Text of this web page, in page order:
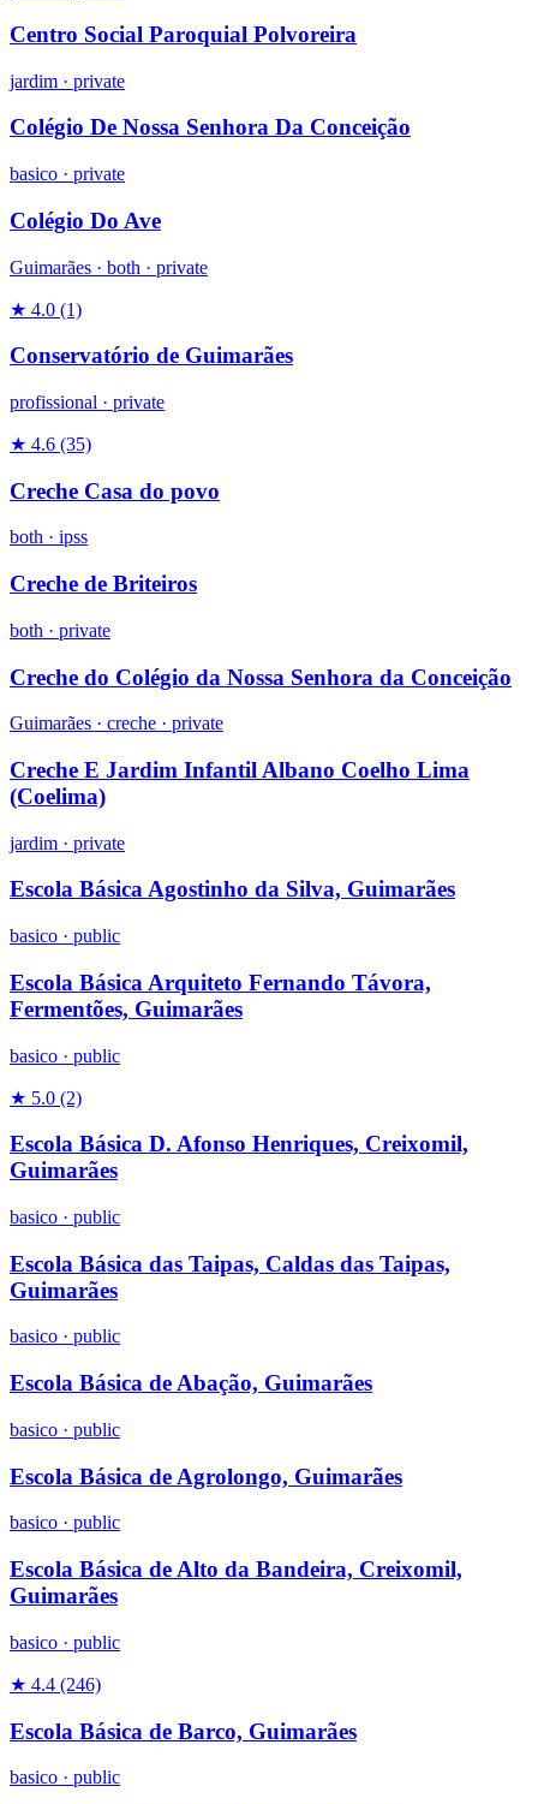
Centro Social Paroquial Polvoreira
jardim · private
Colégio De Nossa Senhora Da Conceição
basico · private
Colégio Do Ave
Guimarães · both · private
★ 4.0 (1)
Conservatório de Guimarães
profissional · private
★ 4.6 (35)
Creche Casa do povo
both · ipss
Creche de Briteiros
both · private
Creche do Colégio da Nossa Senhora da Conceição
Guimarães · creche · private
Creche E Jardim Infantil Albano Coelho Lima
(Coelima)
jardim · private
Escola Básica Agostinho da Silva, Guimarães
basico · public
Escola Básica Arquiteto Fernando Távora,
Fermentões, Guimarães
basico · public
★ 5.0 (2)
Escola Básica D. Afonso Henriques, Creixomil,
Guimarães
basico · public
Escola Básica das Taipas, Caldas das Taipas,
Guimarães
basico · public
Escola Básica de Abação, Guimarães
basico · public
Escola Básica de Agrolongo, Guimarães
basico · public
Escola Básica de Alto da Bandeira, Creixomil,
Guimarães
basico · public
★ 4.4 (246)
Escola Básica de Barco, Guimarães
basico · public